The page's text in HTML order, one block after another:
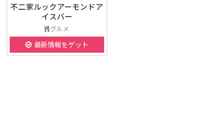
不二家ルックアーモンドア
イスバー
グルメ
最新情報をゲット